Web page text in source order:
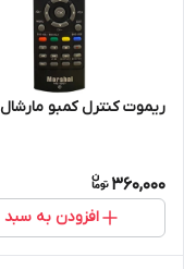
ریموت کنترل کمبو مارشال 5021
360,000
افزودن به سبد